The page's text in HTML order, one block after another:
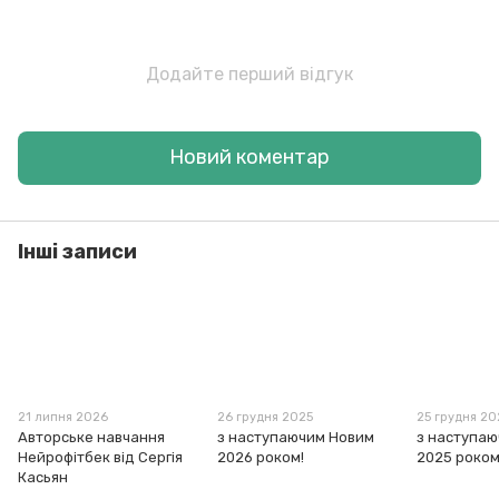
Додайте перший відгук
Новий коментар
Інші записи
21 липня 2026
Авторське навчання
Нейрофітбек від Сергія
Касьян
26 грудня 2025
з наступаючим Новим
2026 роком!
25 грудня
з
2025